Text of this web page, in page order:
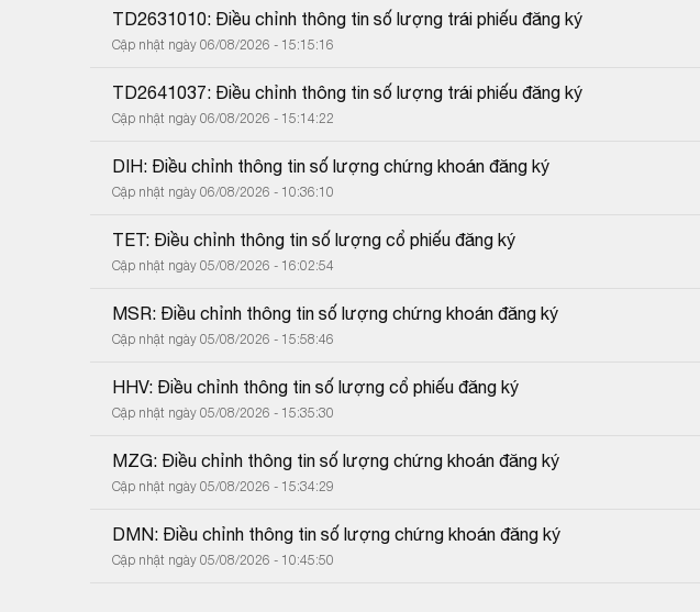
TD2631010: Điều chỉnh thông tin số lượng trái phiếu đăng ký
Cập nhật ngày 06/08/2026 - 15:15:16
TD2641037: Điều chỉnh thông tin số lượng trái phiếu đăng ký
Cập nhật ngày 06/08/2026 - 15:14:22
DIH: Điều chỉnh thông tin số lượng chứng khoán đăng ký
Cập nhật ngày 06/08/2026 - 10:36:10
TET: Điều chỉnh thông tin số lượng cổ phiếu đăng ký
Cập nhật ngày 05/08/2026 - 16:02:54
MSR: Điều chỉnh thông tin số lượng chứng khoán đăng ký
Cập nhật ngày 05/08/2026 - 15:58:46
HHV: Điều chỉnh thông tin số lượng cổ phiếu đăng ký
Cập nhật ngày 05/08/2026 - 15:35:30
MZG: Điều chỉnh thông tin số lượng chứng khoán đăng ký
Cập nhật ngày 05/08/2026 - 15:34:29
DMN: Điều chỉnh thông tin số lượng chứng khoán đăng ký
Cập nhật ngày 05/08/2026 - 10:45:50